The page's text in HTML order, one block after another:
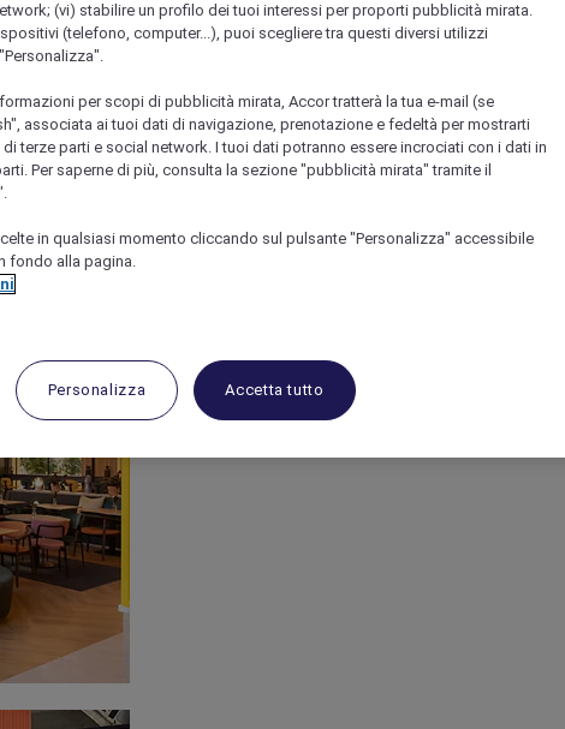
(vi) stabilire un profilo dei tuoi interessi per proporti pubblicità mirata.
(telefono, computer...), puoi scegliere tra questi diversi utilizzi
per scopi di pubblicità mirata, Accor tratterà la tua e-mail (se
associata ai tuoi dati di navigazione, prenotazione e fedeltà per mostrarti
terze parti e social network. I tuoi dati potranno essere incrociati con i dati in
Per saperne di più, consulta la sezione "pubblicità mirata" tramite il
in qualsiasi momento cliccando sul pulsante "Personalizza" accessibile
fondo alla pagina.
Personalizza Accetta tutto